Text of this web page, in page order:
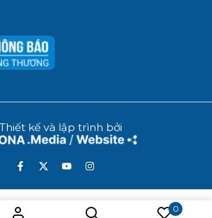
0
kế và lập trình bởi